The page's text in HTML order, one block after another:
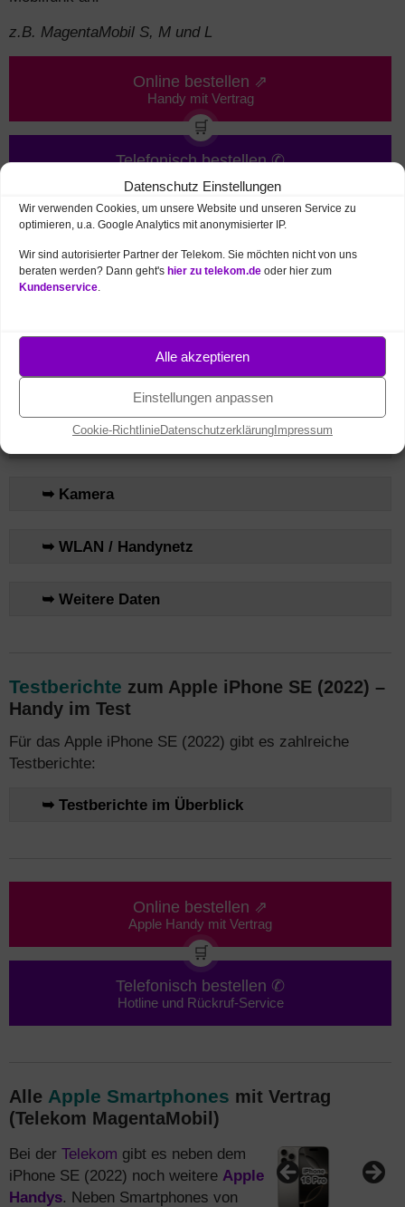
Datenschutz Einstellungen
Wir verwenden Cookies, um unsere Website und unseren Service zu
optimieren, u.a. Google Analytics mit anonymisierter IP.
Wir sind autorisierter Partner der Telekom. Sie möchten nicht von uns
beraten werden? Dann geht's hier zu telekom.de oder hier zum
Kundenservice.
Alle akzeptieren
Einstellungen anpassen
Cookie-RichtlinieDatenschutzerklärung Impressum
z.B. MagentaMobil S, M und L
Online bestellen ⇗
Handy mit Vertrag
🛒
Telefonisch bestellen ✆
Technische DatenApple iPhone SE (2022)
– günstig mit Telekom Vertrag
➥ Leistung
➥ Kamera
➥ WLAN / Handynetz
➥ Weitere Daten
Testberichte zum Apple iPhone SE (2022) –
Handy im Test
Für das Apple iPhone SE (2022) gibt es zahlreiche
Testberichte:
➥ Testberichte im Überblick
Online bestellen ⇗
Apple Handy mit Vertrag
🛒
Telefonisch bestellen ✆
Hotline und Rückruf-Service
Alle Apple Smartphones mit Vertrag
(Telekom MagentaMobil)
Bei der Telekom gibt es neben dem
iPhone SE (2022) noch weitere Apple
Handys. Neben Smartphones von